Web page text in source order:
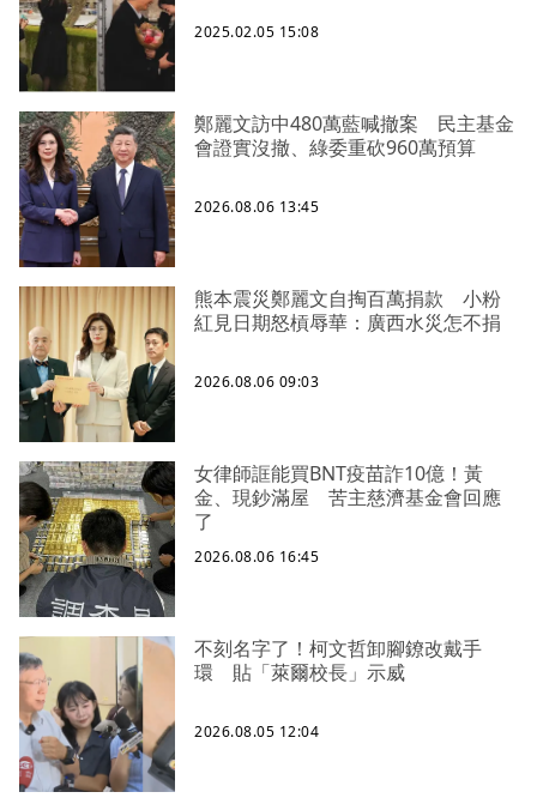
2025.02.05 15:08
鄭麗文訪中480萬藍喊撤案 民主基金
會證實沒撤、綠委重砍960萬預算
2026.08.06 13:45
熊本震災鄭麗文自掏百萬捐款 小粉
紅見日期怒槓辱華：廣西水災怎不捐
2026.08.06 09:03
女律師誆能買BNT疫苗詐10億！黃
金、現鈔滿屋 苦主慈濟基金會回應
了
2026.08.06 16:45
不刻名字了！柯文哲卸腳鐐改戴手
環 貼「萊爾校長」示威
2026.08.05 12:04